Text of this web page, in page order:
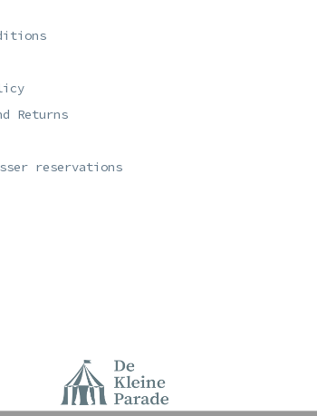
Returns
reservations